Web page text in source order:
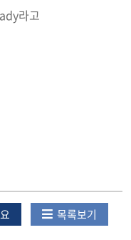
라고
목록보기